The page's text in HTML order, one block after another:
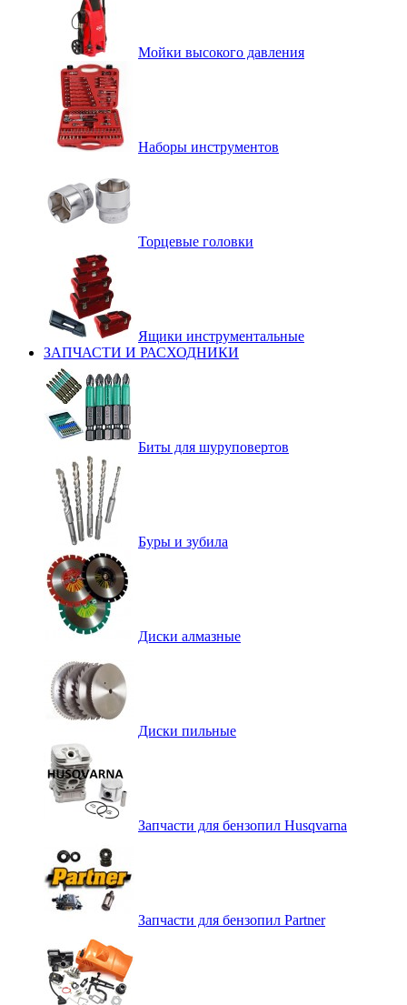
Мойки высокого давления
Наборы инструментов
Торцевые головки
Ящики инструментальные
ЗАПЧАСТИ И РАСХОДНИКИ
Биты для шуруповертов
Буры и зубила
Диски алмазные
Диски пильные
Запчасти для бензопил Husqvarna
Запчасти для бензопил Partner